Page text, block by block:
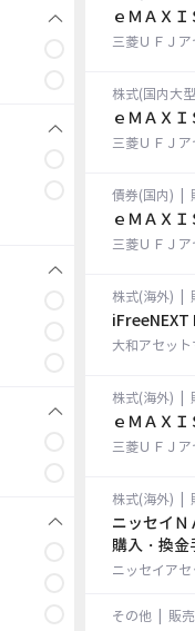
ｅＭＡＸ
三菱ＵＦＪ
株式(国内大
ｅＭＡＸ
三菱ＵＦＪ
債券(国内)
ｅＭＡＸ
三菱ＵＦＪ
株式(海外)
iFreeNEXT
大和アセッ
株式(海外)
ｅＭＡＸ
三菱ＵＦＪ
株式(海外)
ニッセイＮ
購入・換金
ニッセイア
その他 販